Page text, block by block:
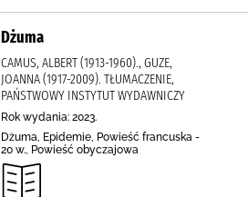
Dżuma
CAMUS, ALBERT (1913-1960)., GUZE,
JOANNA (1917-2009). TŁUMACZENIE,
PAŃSTWOWY INSTYTUT WYDAWNICZY
Rok wydania: 2023.
Dżuma, Epidemie, Powieść francuska -
20 w., Powieść obyczajowa